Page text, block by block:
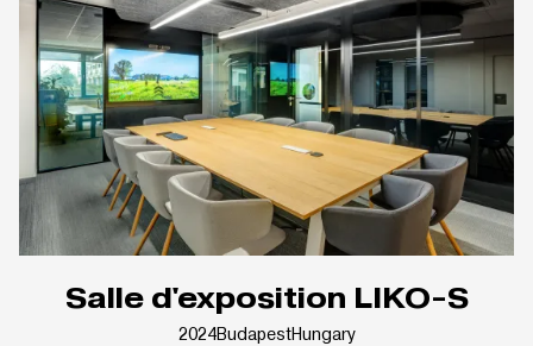
Salle d'exposition LIKO-S
2024BudapestHungary